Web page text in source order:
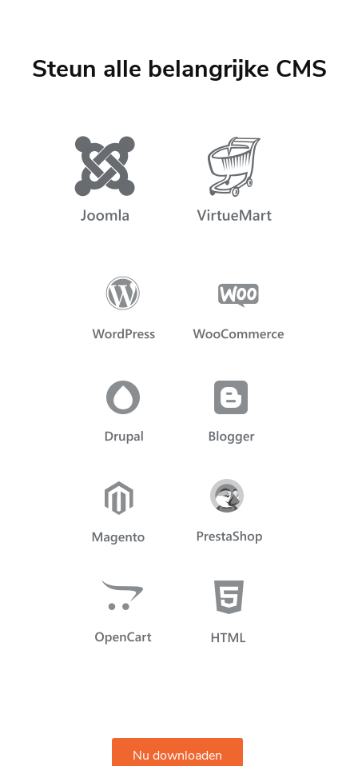
Steun alle belangrijke CMS
Nu downloaden